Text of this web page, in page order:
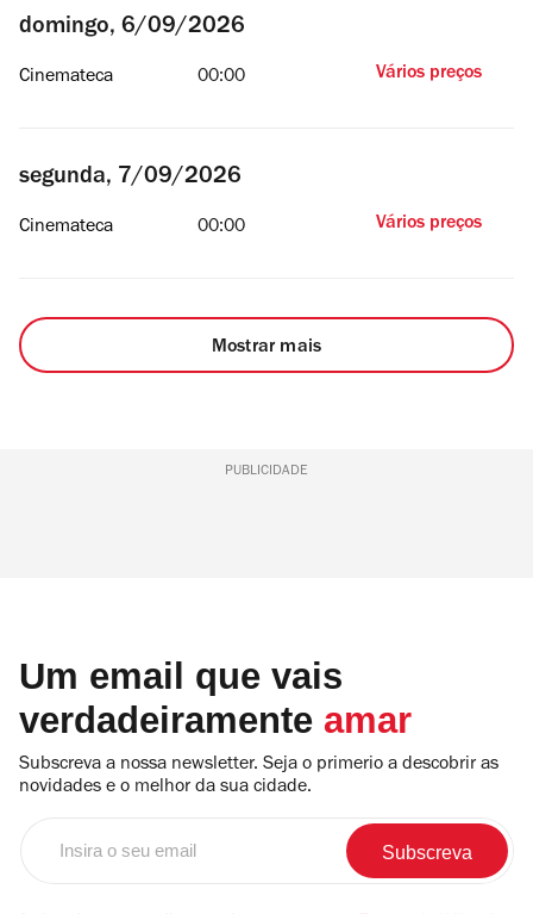
domingo, 6/09/2026
Cinemateca 00:00 Vários preços
segunda, 7/09/2026
Cinemateca 00:00 Vários preços
Mostrar mais
PUBLICIDADE
Um email que vais
verdadeiramente amar
Subscreva a nossa newsletter. Seja o primerio a descobrir as
novidades e o melhor da sua cidade.